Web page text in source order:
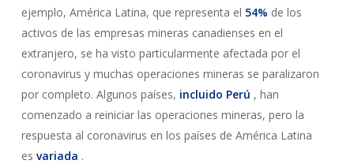
ejemplo, América Latina, que representa el 54% de los
activos de las empresas mineras canadienses en el
extranjero, se ha visto particularmente afectada por el
coronavirus y muchas operaciones mineras se paralizaron
por completo. Algunos países, incluido Perú , han
comenzado a reiniciar las operaciones mineras, pero la
respuesta al coronavirus en los países de América Latina
es variada .